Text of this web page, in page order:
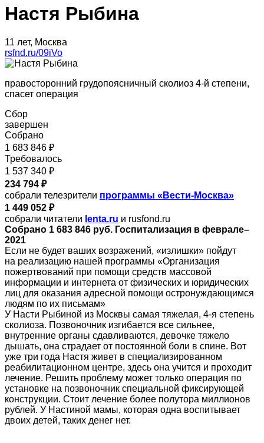
Настя Рыбина
11 лет, Москва
rsfnd.ru/09iVo
правосторонний грудопоясничный сколиоз 4-й степени,
спасет операция
Сбор
завершен
Собрано
1 683 846 ₽
Требовалось
1 537 340 ₽
234 794 ₽
собрали телезрители программы «Вести-Москва»
1 449 052 ₽
собрали читатели lenta.ru и rusfond.ru
Собрано 1 683 846 руб. Госпитализация в феврале–
2021
Если не будет ваших возражений, «излишки» пойдут
на реализацию нашей программы «Организация
пожертвований при помощи средств массовой
информации и интернета от физических и юридических
лиц для оказания адресной помощи остронуждающимся
людям по их письмам»
У Насти Рыбиной из Москвы самая тяжелая, 4-я степень
сколиоза. Позвоночник изгибается все сильнее,
внутренние органы сдавливаются, девочке тяжело
дышать, она страдает от постоянной боли в спине. Вот
уже три года Настя живет в специализированном
реабилитационном центре, здесь она учится и проходит
лечение. Решить проблему может только операция по
установке на позвоночник специальной фиксирующей
конструкции. Стоит лечение более полутора миллионов
рублей. У Настиной мамы, которая одна воспитывает
двоих детей, таких денег нет.